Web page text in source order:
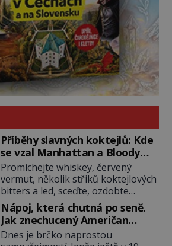
Příběhy slavných koktejlů: Kde
se vzal Manhattan a Bloody
Mary?
Promíchejte whiskey, červený
vermut, několik střiků koktejlových
bitters a led, sceďte, ozdobte
koktejlovou třešinkou a tadá…
Manhattan je tu! A pokud to má být
skutečně on, dejte si pozor, ať
místo klasické americké rye
Nápoj, která chutná po seně.
Jak znechucený Američan
vymyslel brčko
Dnes je brčko naprostou